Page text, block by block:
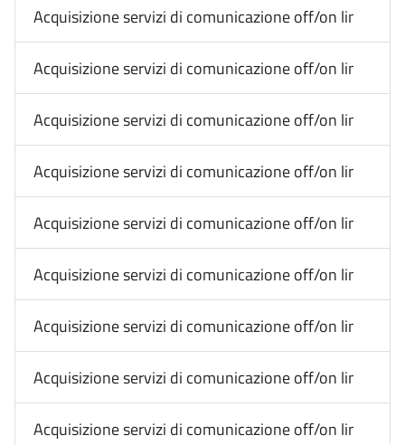
Acquisizione servizi di comunicazione off/on line
Acquisizione servizi di comunicazione off/on line
Acquisizione servizi di comunicazione off/on line
Acquisizione servizi di comunicazione off/on line
Acquisizione servizi di comunicazione off/on line
Acquisizione servizi di comunicazione off/on line
Acquisizione servizi di comunicazione off/on line
Acquisizione servizi di comunicazione off/on line
Acquisizione servizi di comunicazione off/on line